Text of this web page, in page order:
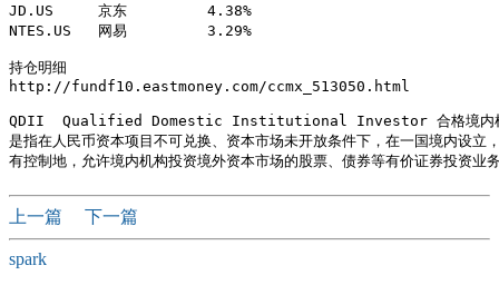
JD.US	  京东         4.38%
NTES.US	  网易         3.29%
持仓明细
http://fundf10.eastmoney.com/ccmx_513050.html
QDII  Qualified Domestic Institutional Investor 合格境内机
是指在人民币资本项目不可兑换、资本市场未开放条件下，在一国境内设立
上一篇 下一篇
spark